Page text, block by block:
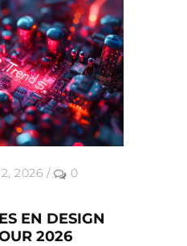
2026 /
0
EN DESIGN
2026